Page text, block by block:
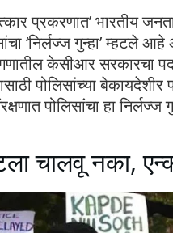
प्रकरणात’ भारतीय
‘निर्लज्ज गुन्हा’ म्हटले
केसीआर सरकारचा
पोलिसांच्या
पोलिसांचा हा
चालवू नका,